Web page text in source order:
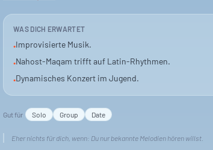
Das Event ist für dich, wenn du offene
der dich mitnimmt.
WAS DICH ERWARTET
•Improvisierte Musik.
•Nahost-Maqam trifft auf Latin-Rhythmen.
•Dynamisches Konzert im Jugend.
Gut für Solo Group Date
Eher nichts für dich, wenn: Du nur bekannte Melodien hören willst.